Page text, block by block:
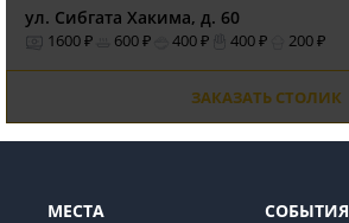
ул. Сибгата Хакима, д. 60
1600 ₽ 600 ₽ 400 ₽ 400 ₽ 200 ₽
ЗАКАЗАТЬ СТОЛИК
МЕСТА
СОБЫТИЯ